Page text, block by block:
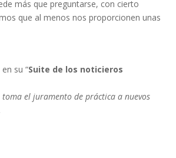
más que preguntarse, con cierto
que al menos nos proporcionen unas
en su “Suite de los noticieros
el juramento de práctica a nuevos